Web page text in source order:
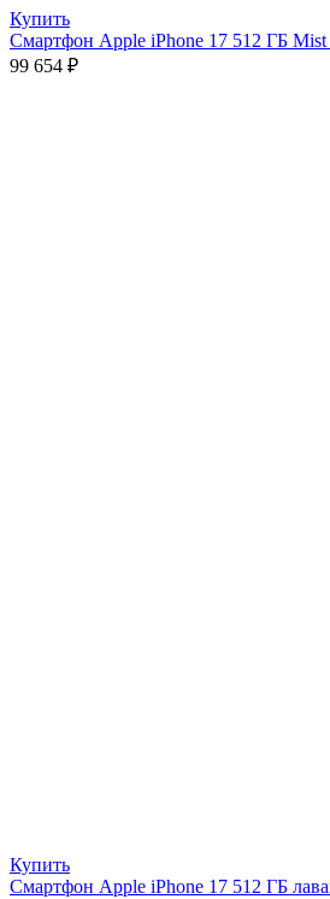
Купить
Смартфон Apple iPhone 17 512 ГБ
99 654 ₽
Купить
Смартфон Apple iPhone 17 512 ГБ